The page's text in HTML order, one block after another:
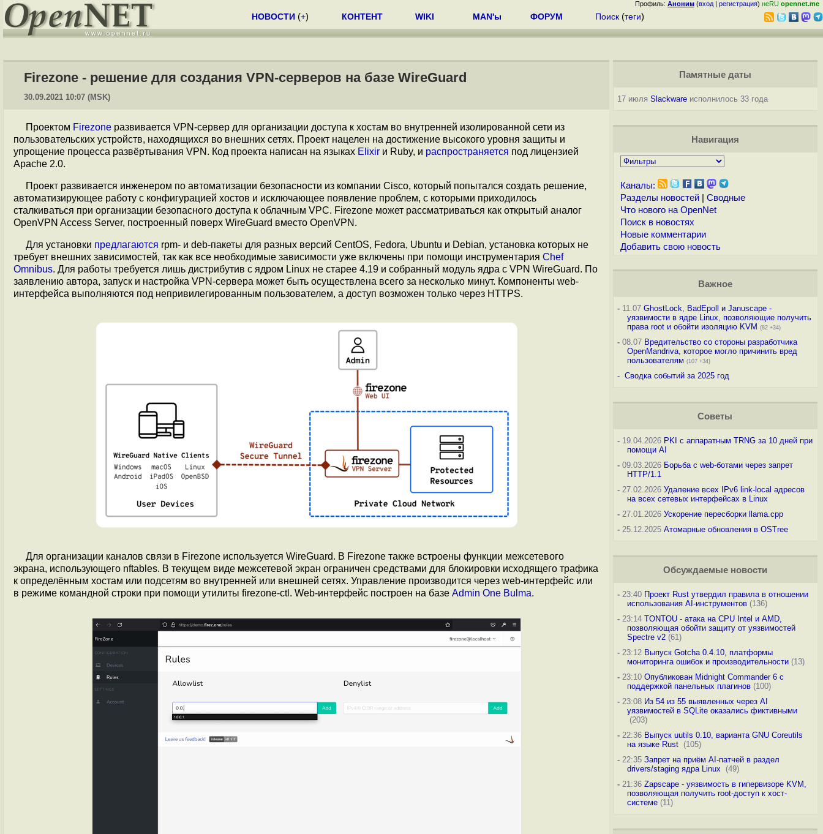
Профиль: Аноним (вход | регистрация) неRU opennet.me
НОВОСТИ (+) КОНТЕНТ WIKI MAN'ы ФОРУМ Поиск (теги)
Firezone - решение для создания VPN-серверов на базе WireGuard
30.09.2021 10:07 (MSK)
Проектом Firezone развивается VPN-сервер для организации доступа к хостам во внутренней изолированной сети из
пользовательских устройств, находящихся во внешних сетях. Проект нацелен на достижение высокого уровня защиты и
упрощение процесса развёртывания VPN. Код проекта написан на языках Elixir и Ruby, и распространяется под лицензией
Apache 2.0.
Проект развивается инженером по автоматизации безопасности из компании Cisco, который попытался создать решение,
автоматизирующее работу с конфигурацией хостов и исключающее появление проблем, с которыми приходилось
сталкиваться при организации безопасного доступа к облачным VPC. Firezone может рассматриваться как открытый аналог
OpenVPN Access Server, построенный поверх WireGuard вместо OpenVPN.
Для установки предлагаются rpm- и deb-пакеты для разных версий CentOS, Fedora, Ubuntu и Debian, установка которых не
требует внешних зависимостей, так как все необходимые зависимости уже включены при помощи инструментария Chef
Omnibus. Для работы требуется лишь дистрибутив с ядром Linux не старее 4.19 и собранный модуль ядра с VPN WireGuard. По
заявлению автора, запуск и настройка VPN-сервера может быть осуществлена всего за несколько минут. Компоненты web-
интерфейса выполняются под непривилегированным пользователем, а доступ возможен только через HTTPS.
Для организации каналов связи в Firezone используется WireGuard. В Firezone также встроены функции межсетевого
экрана, использующего nftables. В текущем виде межсетевой экран ограничен средствами для блокировки исходящего трафика
к определённым хостам или подсетям во внутренней или внешней сетях. Управление производится через web-интерфейс или
в режиме командной строки при помощи утилиты firezone-ctl. Web-интерфейс построен на базе Admin One Bulma.
Памятные даты
17 июля Slackwareисполнилось 33 года
Навигация
Каналы:
Разделы новостей| Сводные
Что нового на OpenNet
Поиск в новостях
Новые комментарии
Добавить свою новость
Важное
-11.07 GhostLock, BadEpoll и Januscape -
уязвимости в ядре Linux, позволяющие получить
права root и обойти изоляцию KVM (82 +34)
-08.07 Вредительство со стороны разработчика
OpenMandriva, которое могло причинить вред
пользователям (107 +34)
- Сводка событий за 2025 год
Советы
-19.04.2026 PKI с аппаратным TRNG за 10 дней при
помощи AI
-09.03.2026 Борьба с web-ботами через запрет
HTTP/1.1
-27.02.2026 Удаление всех IPv6 link-local адресов
на всех сетевых интерфейсах в Linux
-27.01.2026 Ускорение пересборки llama.cpp
-25.12.2025 Атомарные обновления в OSTree
Обсуждаемые новости
-23:40 Проект Rust утвердил правила в отношении
использования AI-инструментов(136)
-23:14 TONTOU - атака на CPU Intel и AMD,
позволяющая обойти защиту от уязвимостей
Spectre v2(61)
-23:12 Выпуск Gotcha 0.4.10, платформы
мониторинга ошибок и производительности(13)
-23:10 Опубликован Midnight Commander 6 c
поддержкой панельных плагинов(100)
-23:08 Из 54 из 55 выявленных через AI
уязвимостей в SQLite оказались фиктивными
(203)
-22:36 Выпуск uutils 0.10, варианта GNU Coreutils
на языке Rust (105)
-22:35 Запрет на приём AI-патчей в раздел
drivers/staging ядра Linux
(49)
-21:36 Zapscape - уязвимость в гипервизоре KVM,
позволяющая получить root-доступ к хост-
системе(11)